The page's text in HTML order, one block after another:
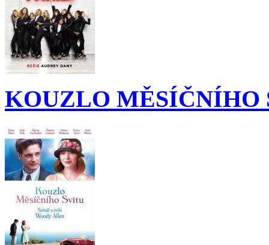
KOUZLO MĚSÍČNÍHO